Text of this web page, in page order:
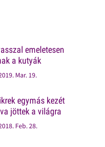
emeletesen
a kutyák
Mar. 19.
egymás kezét
jöttek a világra
Feb. 28.